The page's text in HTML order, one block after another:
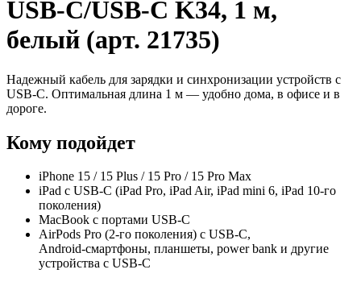
USB‑C/USB‑C K34, 1 м,
белый (арт. 21735)
Надежный кабель для зарядки и синхронизации устройств с
USB‑C. Оптимальная длина 1 м — удобно дома, в офисе и в
дороге.
Кому подойдет
iPhone 15 / 15 Plus / 15 Pro / 15 Pro Max
iPad с USB‑C (iPad Pro, iPad Air, iPad mini 6, iPad 10‑го
поколения)
MacBook с портами USB‑C
AirPods Pro (2‑го поколения) с USB‑C,
Android‑смартфоны, планшеты, power bank и другие
устройства с USB‑C